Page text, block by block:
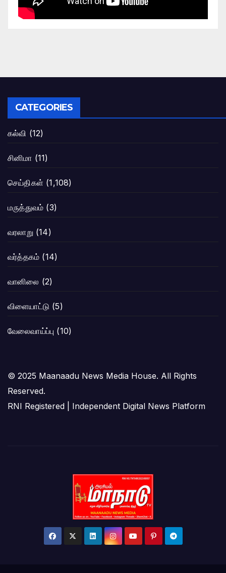
CATEGORIES
கல்வி (12)
சினிமா (11)
செய்திகள் (1,108)
மருத்துவம் (3)
வரலாறு (14)
வர்த்தகம் (14)
வானிலை (2)
விளையாட்டு (5)
வேலைவாய்ப்பு (10)
© 2025 Maanaadu News Media House. All Rights
Reserved.
RNI Registered | Independent Digital News Platform